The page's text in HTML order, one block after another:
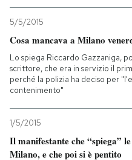
Economia
PODCAST
NEWSLETTER
5/5/2015
Cosa mancava a Milano
Lo spiega Riccardo Gazzaniga,
scrittore, che era in servizio il
perché la polizia ha deciso per
contenimento"
1/5/2015
Il manifestante che “spiega”
Milano, e che poi si è pentito